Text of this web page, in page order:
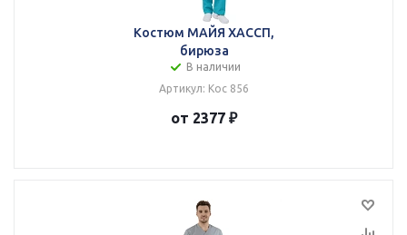
Костюм МАЙЯ ХАССП,
бирюза
В наличии
Артикул: Кос 856
от 2377 ₽